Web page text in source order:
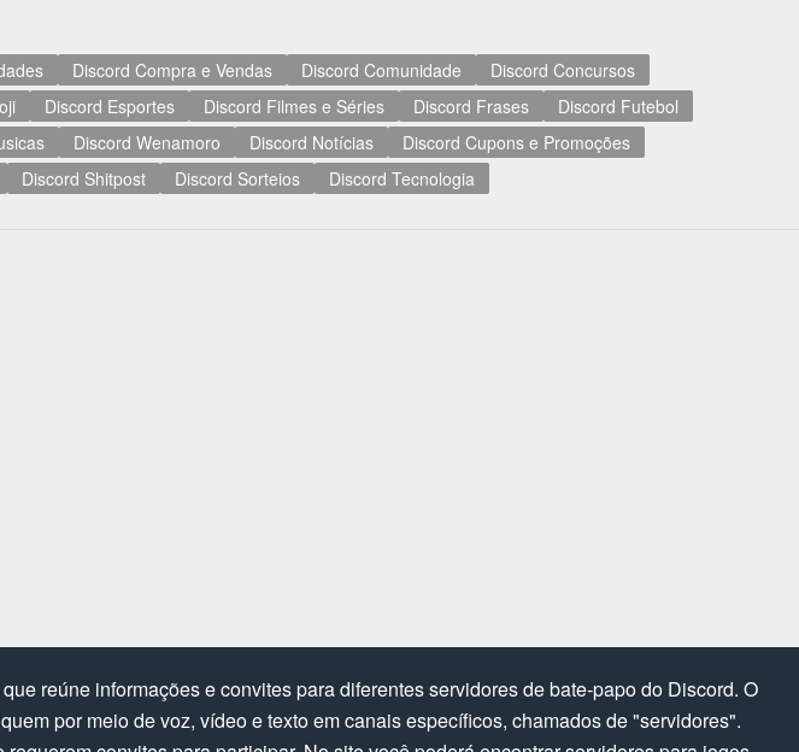
Discord Compra e Vendas Discord Comunidade
Discord Concursos
Discord Esportes Discord Filmes e Séries Discord Frases
Discord Futebol
Discord Wenamoro Discord Notícias
Discord Cupons e Promoções
Discord Shitpost Discord Sorteios Discord Tecnologia
reúne informações e convites para diferentes servidores de bate-papo do Discord. O
por meio de voz, vídeo e texto em canais específicos, chamados de "servidores".